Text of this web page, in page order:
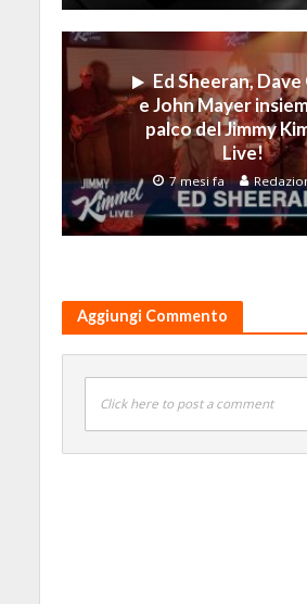
Ed Sheeran,
e John Mayer
palco del Jimmy
Live!
7 mesi fa
Aggiungi Commento
Click here to post a comment